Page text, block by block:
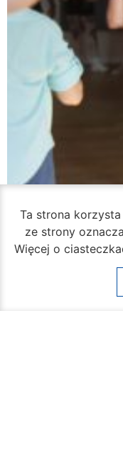
Ta strona
ze strony
Więcej o